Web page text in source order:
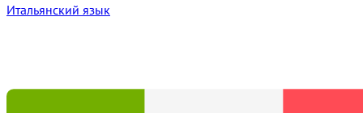
Итальянский язык